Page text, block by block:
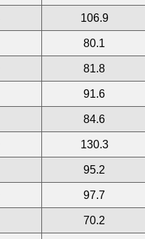
106.9
80.1
81.8
91.6
84.6
130.3
95.2
97.7
70.2